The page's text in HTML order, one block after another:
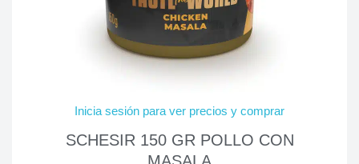
Inicia sesión para ver precios y comprar
SCHESIR 150 GR POLLO CON